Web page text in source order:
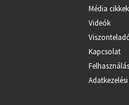
Média cikkek
Videók
Kapcsolat